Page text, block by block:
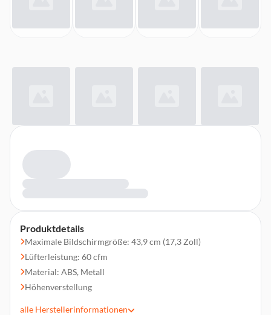
Produktdetails
Maximale Bildschirmgröße: 43,9 cm (17,3 Zoll)
Lüfterleistung: 60 cfm
Material: ABS, Metall
Höhenverstellung
alle Herstellerinformationen